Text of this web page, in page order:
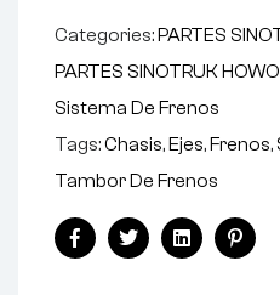
Categories:PARTES
PARTES SINOTRUK
Sistema De Frenos
Tags:Chasis,Ejes,Frenos,
Tambor De Frenos
FacebookTwitterLinkedin